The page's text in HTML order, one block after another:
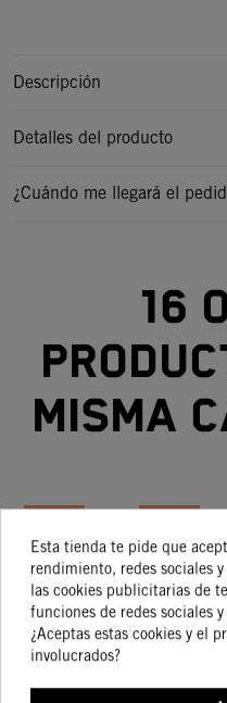
Descripción
Detalles del producto
¿Cuándo me llegará el
16
misma
KIT
ADHESIVOS
BUJE
7,93 €
6,74 €
KIT PARA
REBAJAR
169,04 €
Esta tienda te pide que
rendimiento, redes sociales
las cookies publicitarias de
funciones de redes sociales
¿Aceptas estas cookies y el
involucrados?